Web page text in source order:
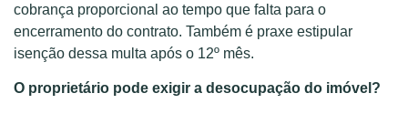
cobrança proporcional ao tempo que falta para o
encerramento do contrato. Também é praxe estipular
isenção dessa multa após o 12º mês.
O proprietário pode exigir a desocupação do imóvel?